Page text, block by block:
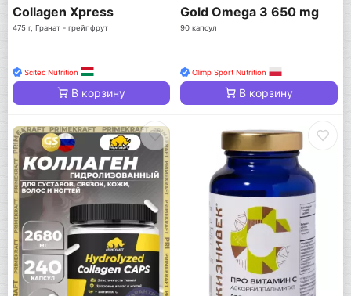
Collagen Xpress
475 г, Гранат - грейпфрут
Scitec Nutrition
В корзину
Gold Omega 3 650 mg
90 капсул
Olimp Sport Nutrition
В корзину